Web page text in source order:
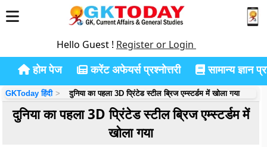
Hello Guest ! Register or Login
होम पेज करेंट अफेयर्स प्रश्नोत्तरी सामान्य ज्ञान
GKToday हिंदी दुनिया का पहला 3D प्रिंटेड स्टील ब्रिज एम्स्टर्डम में खोला गया
दुनिया का पहला 3D प्रिंटेड स्टील ब्रिज एम्स्टर्डम में
खोला गया